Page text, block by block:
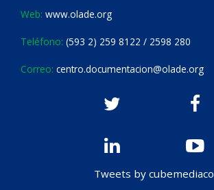
Web: www.olade.org
Teléfono: (593 2) 259 8122 / 2598 280
Correo: centro.documentacion@olade.org
Tweets by cubemediaco